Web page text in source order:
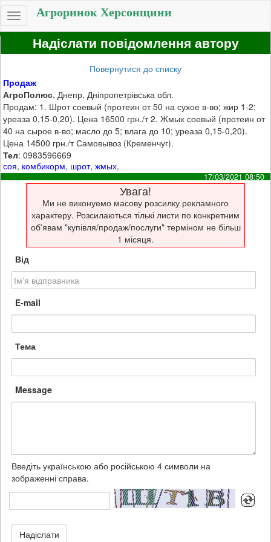
Toggle
navigation
Агроринок Херсонщини
Надіслати повідомлення автору
Повернутися до списку
Продаж
АгроПолюс, Днепр, Дніпропетрівська обл.
Продам: 1. Шрот соевый (протеин от 50 на сухое в-во; жир 1-2;
уреаза 0,15-0,20). Цена 16500 грн./т 2. Жмых соевый (протеин от
40 на сырое в-во; масло до 5; влага до 10; уреаза 0,15-0,20).
Цена 14500 грн./т Самовывоз (Кременчуг).
Тел: 0983596669
соя, комбикорм, шрот,жмых,
17/03/2021 08:50
Увага!
Ми не виконуемо масову розсилку рекламного
характеру. Розсилаються тількі листи по конкретним
об'явам "купівля/продаж/послуги" терміном не більш
1 місяця.
Від
E-mail
Тема
Message
Введіть українською або російською 4 символи на
зображенні справа.
Надіслати